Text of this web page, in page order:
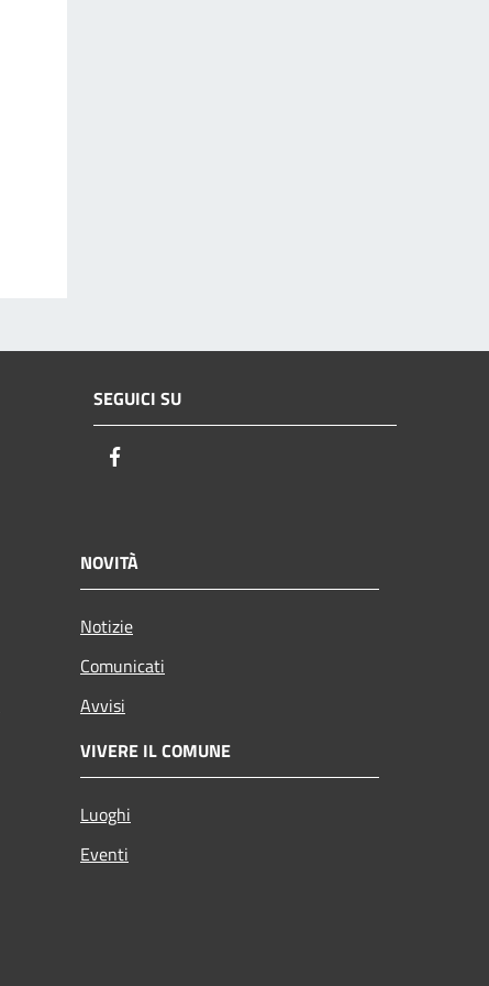
SEGUICI SU
NOVITÀ
Notizie
Comunicati
Avvisi
VIVERE IL COMUNE
Luoghi
Eventi